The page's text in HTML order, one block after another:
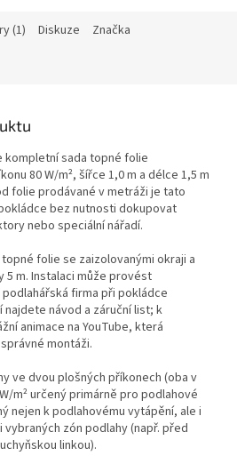
(1) Diskuze Značka
kompletní sada topné folie
80 W/m², šířce 1,0 m a délce 1,5 m
folie prodávané v metráži je tato
bez nutnosti dokupovat
nebo speciální nářadí.
folie se zaizolovanými okraji a
m. Instalaci může provést
firma při pokládce
najdete návod a záruční list; k
animace na YouTube, která
montáži.
ve dvou plošných příkonech (oba v
m² určený primárně pro podlahové
nejen k podlahovému vytápění, ale i
zón podlahy (např. před
linkou).